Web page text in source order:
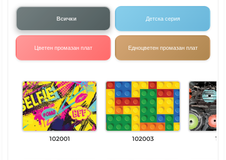
Всички Детска серия
Цветен промазан плат Едноцветен промазан плат
102001 102003